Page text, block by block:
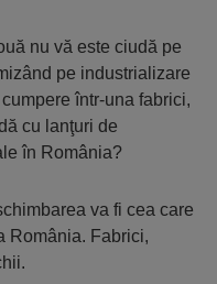
nu vă este ciudă pe
pe industrializare
într-una fabrici,
cu lanţuri de
în România?
va fi cea care
România. Fabrici,